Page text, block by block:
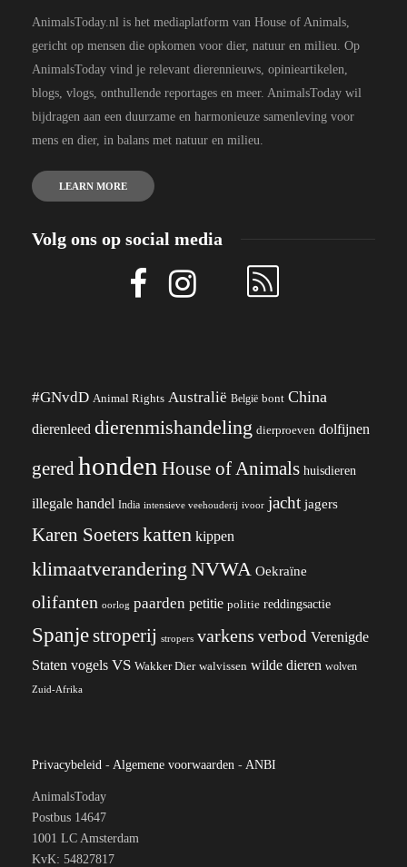
AnimalsToday.nl is het mediaplatform van House of Animals,
gericht op mensen die opkomen voor dier, natuur en milieu. Op
AnimalsToday vind je relevant dierennieuws, opinieartikelen,
blogs, vlogs, onthullende reportages en meer. AnimalsToday wil
bijdragen aan een duurzame en harmonieuze samenleving voor
mens en dier, in balans met natuur en milieu.
LEARN MORE
Volg ons op social media
#GNvdD Animal Rights Australië België bont China
dierenleed dierenmishandeling dierproeven dolfijnen
gered honden House of Animals huisdieren
illegale handel India intensieve veehouderij ivoor jacht jagers
Karen Soeterskatten kippen
klimaatverandering NVWA Oekraïne
olifanten oorlog paarden petitie politie reddingsactie
Spanjestroperij stropers varkens verbod Verenigde
Staten vogels VS Wakker Dier walvissen wilde dieren wolven
Zuid-Afrika
Privacybeleid - Algemene voorwaarden - ANBI
AnimalsToday
Postbus 14647
1001 LC Amsterdam
KvK: 54827817